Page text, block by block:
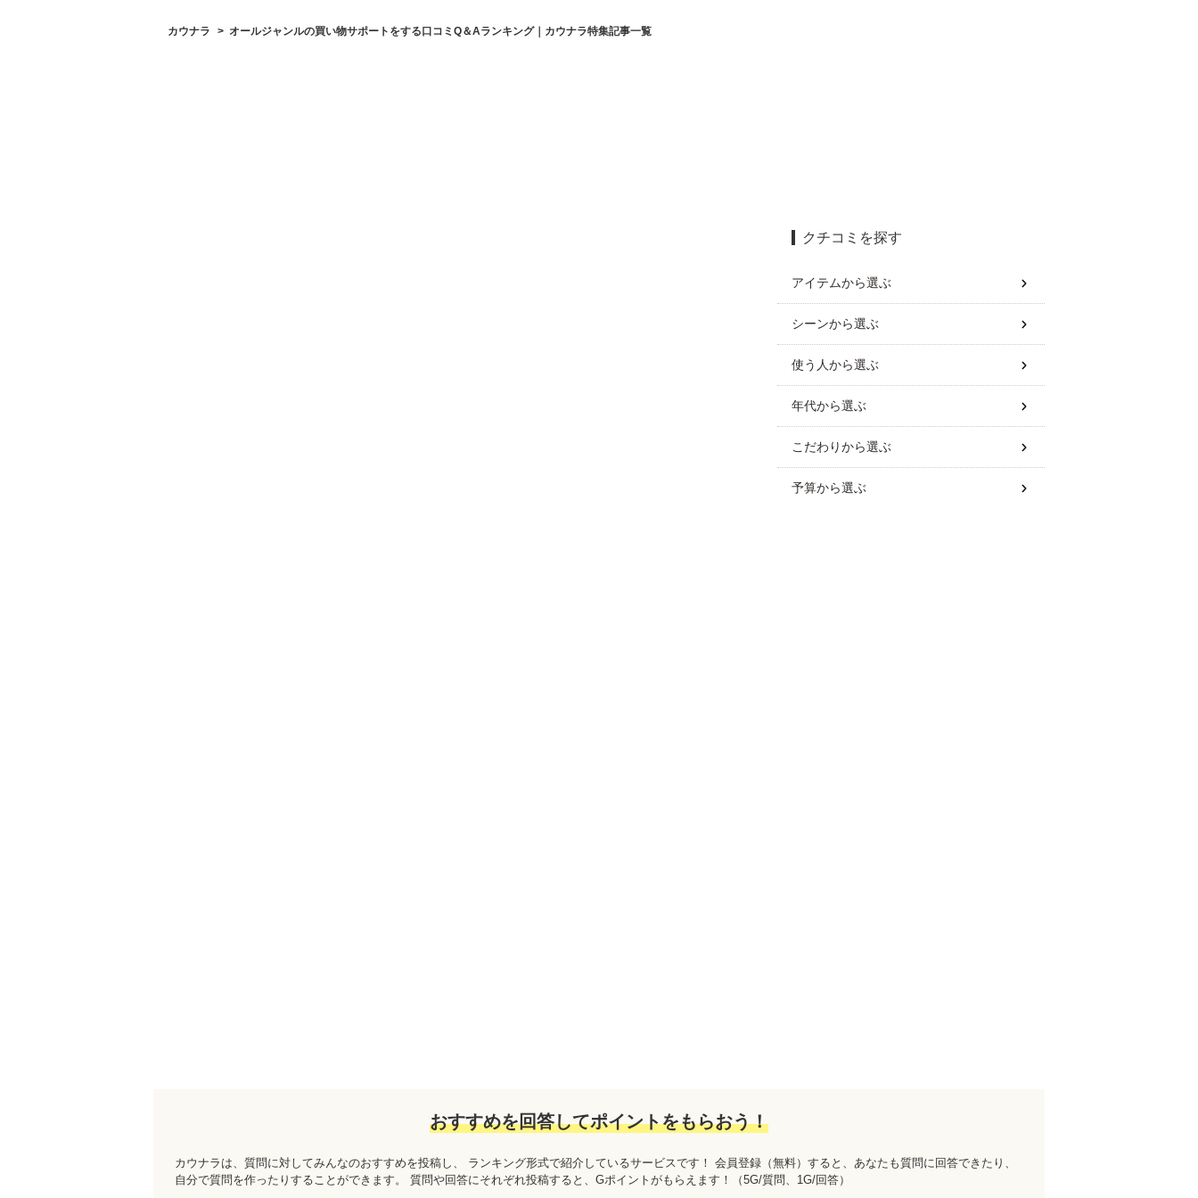
カウナラ オールジャンルの買い物サポートをする口コミQ＆Aランキング｜カウナラ特集記事一覧
クチコミを探す
アイテムから選ぶ
シーンから選ぶ
使う人から選ぶ
年代から選ぶ
こだわりから選ぶ
予算から選ぶ
おすすめを回答してポイントをもらおう！
カウナラ は、質問に対してみんなのおすすめを投稿し、 ランキング形式で紹介しているサービスです！ 会員登録（無料）すると、あなたも質問に回答できたり、
自分で質問を作ったりすることができます。 質問や回答にそれぞれ投稿すると、Gポイントがもらえます！
（5G/質問、1G/回答）